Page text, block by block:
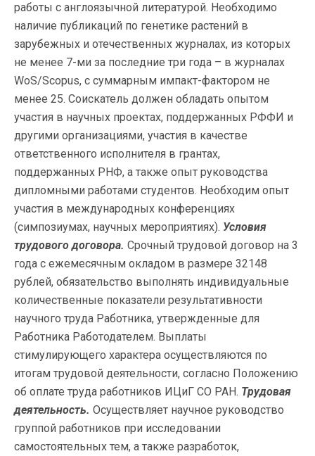
работы с англоязычной литературой. Необходимо
наличие публикаций по генетике растений в
зарубежных и отечественных журналах, из которых
не менее 7-ми за последние три года – в журналах
WoS/Scopus, с суммарным импакт-фактором не
менее 25. Соискатель должен обладать опытом
участия в научных проектах, поддержанных РФФИ и
другими организациями, участия в качестве
ответственного исполнителя в грантах,
поддержанных РНФ, а также опыт руководства
дипломными работами студентов. Необходим опыт
участия в международных конференциях
(симпозиумах, научных мероприятиях). Условия
трудового договора. Срочный трудовой договор на 3
года с ежемесячным окладом в размере 32148
рублей, обязательство выполнять индивидуальные
количественные показатели результативности
научного труда Работника, утвержденные для
Работника Работодателем. Выплаты
стимулирующего характера осуществляются по
итогам трудовой деятельности, согласно Положению
об оплате труда работников ИЦиГ СО РАН. Трудовая
деятельность. Осуществляет научное руководство
группой работников при исследовании
самостоятельных тем, а также разработок,